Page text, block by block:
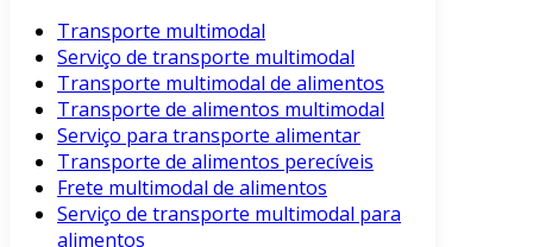
Transporte multimodal
Serviço de transporte multimodal
Transporte multimodal de alimentos
Transporte de alimentos multimodal
Serviço para transporte alimentar
Transporte de alimentos perecíveis
Frete multimodal de alimentos
Serviço de transporte multimodal para
alimentos